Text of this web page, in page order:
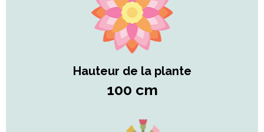
Hauteur de la plante
100 cm